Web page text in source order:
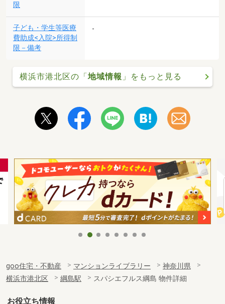
限
子ども・学生等医療
費助成<入院>所得制
限－備考
-
横浜市港北区の「地域情報 」をもっと見る
goo住宅・不動産 マンションライブラリー
神奈川県
横浜市港北区
綱島駅 スパシエフルス綱島 物件詳細
お役立ち情報